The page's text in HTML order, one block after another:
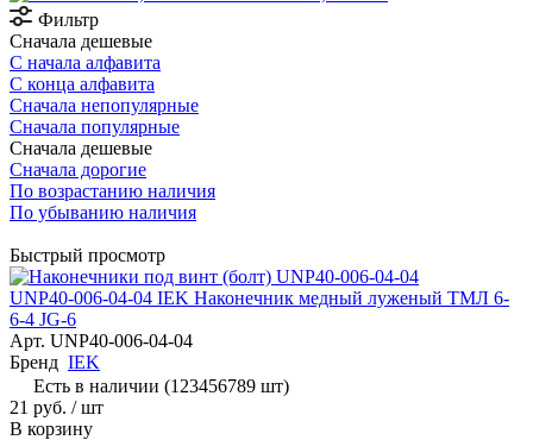
Фильтр
Сначала дешевые
С начала алфавита
С конца алфавита
Сначала непопулярные
Сначала популярные
Сначала дешевые
Сначала дорогие
По возрастанию наличия
По убыванию наличия
Быстрый просмотр
UNP40-006-04-04 IEK Наконечник медный луженый ТМЛ 6-
6-4 JG-6
Арт. UNP40-006-04-04
Бренд IEK
Есть в наличии (123456789 шт)
21 руб. / шт
В корзину